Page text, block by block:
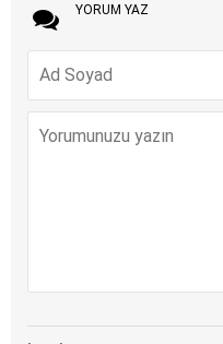
YORUM YAZ